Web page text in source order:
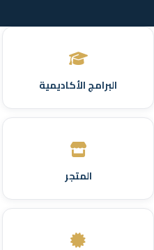
البرامج الأكاديمية
المتجر